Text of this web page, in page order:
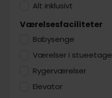
Alt inklusivt
Værelsesfaciliteter
Babysenge
Værelser i stueetage
Rygerværelser
Elevator